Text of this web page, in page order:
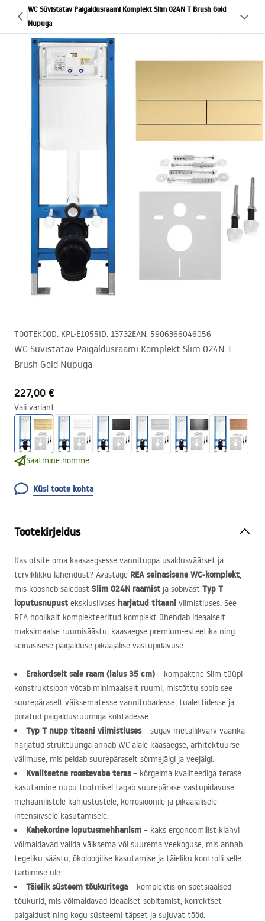
WC Süvistatav Paigaldusraami Komplekt Slim 024N T Brush Gold
Nupuga
TOOTEKOOD: KPL-E1055ID: 13732EAN: 5906366046056
WC Süvistatav Paigaldusraami Komplekt Slim 024N T
Brush Gold Nupuga
227,00 €
Vali variant
Saatmine homme.
Küsi toote kohta
Tootekirjeldus
Kas otsite oma kaasaegsesse vannituppa usaldusväärset ja
terviklikku lahendust? Avastage REA seinasisene WC-komplekt,
mis koosneb saledast Slim 024N raamist ja sobivast Typ T
loputusnupust eksklusiivses harjatud titaani viimistluses. See
REA hoolikalt komplekteeritud komplekt ühendab ideaalselt
maksimaalse ruumisäästu, kaasaegse premium-esteetika ning
seinasisese paigalduse pikaajalise vastupidavuse.
Erakordselt sale raam (laius 35 cm) – kompaktne Slim-tüüpi
konstruktsioon võtab minimaalselt ruumi, mistõttu sobib see
suurepäraselt väiksematesse vannitubadesse, tualettidesse ja
piiratud paigaldusruumiga kohtadesse.
Typ T nupp titaani viimistluses– sügav metallikvärv väärika
harjatud struktuuriga annab WC-alale kaasaegse, arhitektuurse
välimuse, mis peidab suurepäraselt sõrmejälgi ja veejälgi.
Kvaliteetne roostevaba teras– kõrgeima kvaliteediga terase
kasutamine nupu tootmisel tagab suurepärase vastupidavuse
mehaanilistele kahjustustele, korrosioonile ja pikaajalisele
intensiivsele kasutamisele.
Kahekordne loputusmehhanism – kaks ergonoomilist klahvi
võimaldavad valida väiksema või suurema veekoguse, mis annab
tegeliku säästu, ökoloogilise kasutamise ja täieliku kontrolli selle
tarbimise üle.
Täielik süsteem tõukuritega – komplektis on spetsiaalsed
tõukurid, mis võimaldavad ideaalset sobitamist, korrektset
paigaldust ning kogu süsteemi täpset ja sujuvat tööd.